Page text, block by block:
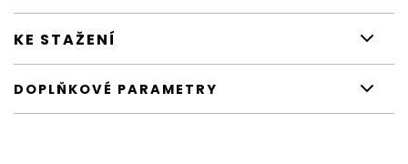
KE STAŽENÍ
DOPLŇKOVÉ PARAMETRY